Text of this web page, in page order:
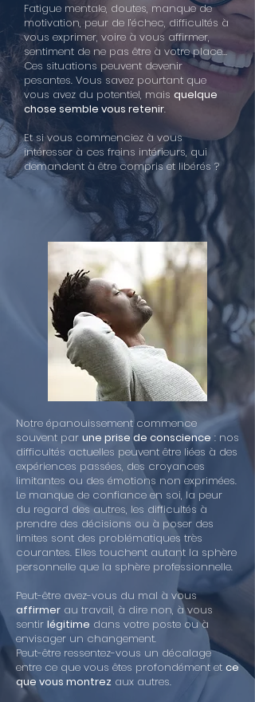
Fatigue mentale, doutes, manque de
motivation, peur de l’échec, difficultés à
vous exprimer, voire à vous affirmer,
sentiment de ne pas être à votre place…
Ces situations peuvent devenir
pesantes. Vous savez pourtant que
vous avez du potentiel, mais quelque
chose semble vous retenir.
Et si vous commenciez à vous
intéresser à ces freins intérieurs, qui
demandent à être compris et libérés ?
Notre épanouissement commence
souvent par une prise de conscience: nos
difficultés actuelles peuvent être liées à des
expériences passées, des croyances
limitantes ou des émotions non exprimées.
Le manque de confiance en soi, la peur
du regard des autres, les difficultés à
prendre des décisions ou à poser des
limites sont des problématiques très
courantes. Elles touchent autant la sphère
personnelle que la sphère professionnelle.
Peut-être avez-vous du mal à vous
affirmer au travail, à dire non, à vous
sentir légitime dans votre poste ou à
envisager un changement.
Peut-être ressentez-vous un décalage
entre ce que vous êtes profondément et ce
que vous montrez aux autres.